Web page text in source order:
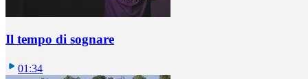
Il tempo di sognare
01:34